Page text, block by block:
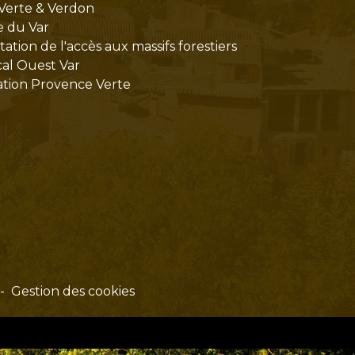
& Verdon
du Var
de l'accès aux massifs forestiers
Ouest Var
Provence Verte
- Gestion des cookies